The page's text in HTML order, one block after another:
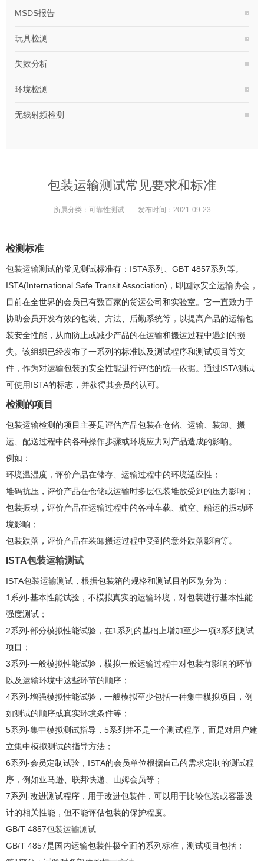
MSDS报告
玩具检测
失效分析
环境检测
无线射频检测
包装运输测试常见要求和标准
所属分类： 可靠性测试 发布时间： 2021-09-23
检测标准
包装运输测试的常见测试标准有：ISTA系列、GBT 4857系列等。
ISTA(International Safe Transit Association)，即国际安全运输协会，
目前在全世界的会员已有数百家的货运公司和实验室。它一直致力于
协助会员开发有效的包装、方法、后勤系统等，以提高产品的运输包
装安全性能，从而防止或减少产品的在运输和搬运过程中遇到的损
失。该组织已经发布了一系列的标准以及测试程序和测试项目等文
件，作为对运输包装的安全性能进行评估的统一依据。通过ISTA测试
可使用ISTA的标志，并获得其会员的认可。
检测的项目
包装运输检测的项目主要是评估产品包装在仓储、运输、装卸、搬
运、配送过程中的各种操作步骤或环境应力对产品造成的影响。
例如：
环境温湿度，评价产品在储存、运输过程中的环境适应性；
堆码抗压，评价产品在仓储或运输时多层包装堆放受到的压力影响；
包装振动，评价产品在运输过程中的各种车载、航空、船运的振动环
境影响；
包装跌落，评价产品在装卸搬运过程中受到的意外跌落影响等。
ISTA包装运输测试
ISTA包装运输测试 ，根据包装箱的规格和测试目的区别分为：
1系列-基本性能试验，不模拟真实的运输环境，对包装进行基本性能
强度测试；
2系列-部分模拟性能试验，在1系列的基础上增加至少一项3系列测试
项目；
3系列-一般模拟性能试验，模拟一般运输过程中对包装有影响的环节
以及运输环境中这些环节的顺序；
4系列-增强模拟性能试验，一般模拟至少包括一种集中模拟项目，例
如测试的顺序或真实环境条件等；
5系列-集中模拟测试指导，5系列并不是一个测试程序，而是对用户建
立集中模拟测试的指导方法；
6系列-会员定制试验，ISTA的会员单位根据自己的需求定制的测试程
序，例如亚马逊、联邦快递、山姆会员等；
7系列-改进测试程序，用于改进包装件，可以用于比较包装或容器设
计的相关性能，但不能评估包装的保护程度。
GB/T 4857包装运输测试
GB/T 4857是国内运输包装件极全面的系列标准，测试项目包括：